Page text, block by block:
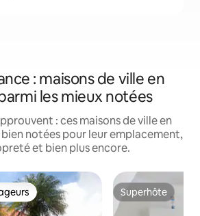
: maisons de ville en
les mieux notées
: ces maisons de ville en
notées pour leur emplacement,
et bien plus encore.
Superhôte
Superhôte